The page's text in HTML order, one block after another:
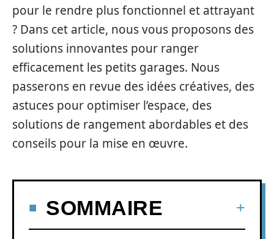
pour le rendre plus fonctionnel et attrayant
? Dans cet article, nous vous proposons des
solutions innovantes pour ranger
efficacement les petits garages. Nous
passerons en revue des idées créatives, des
astuces pour optimiser l’espace, des
solutions de rangement abordables et des
conseils pour la mise en œuvre.
SOMMAIRE